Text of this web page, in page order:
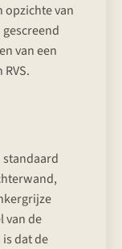
opzichte van
van een
van de
dat de